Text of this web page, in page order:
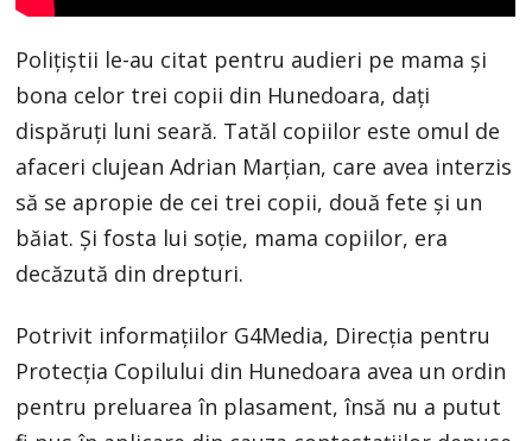
Polițiștii le-au citat pentru audieri pe mama și
bona celor trei copii din Hunedoara, dați
dispăruți luni seară. Tatăl copiilor este omul de
afaceri clujean Adrian Marțian, care avea interzis
să se apropie de cei trei copii, două fete și un
băiat. Și fosta lui soție, mama copiilor, era
decăzută din drepturi.
Potrivit informațiilor G4Media, Direcția pentru
Protecția Copilului din Hunedoara avea un ordin
pentru preluarea în plasament, însă nu a putut